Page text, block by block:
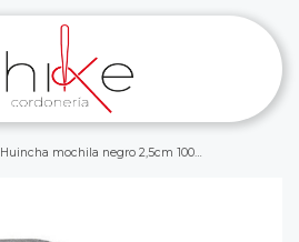
Huincha mochila negro 2,5cm 100yardas